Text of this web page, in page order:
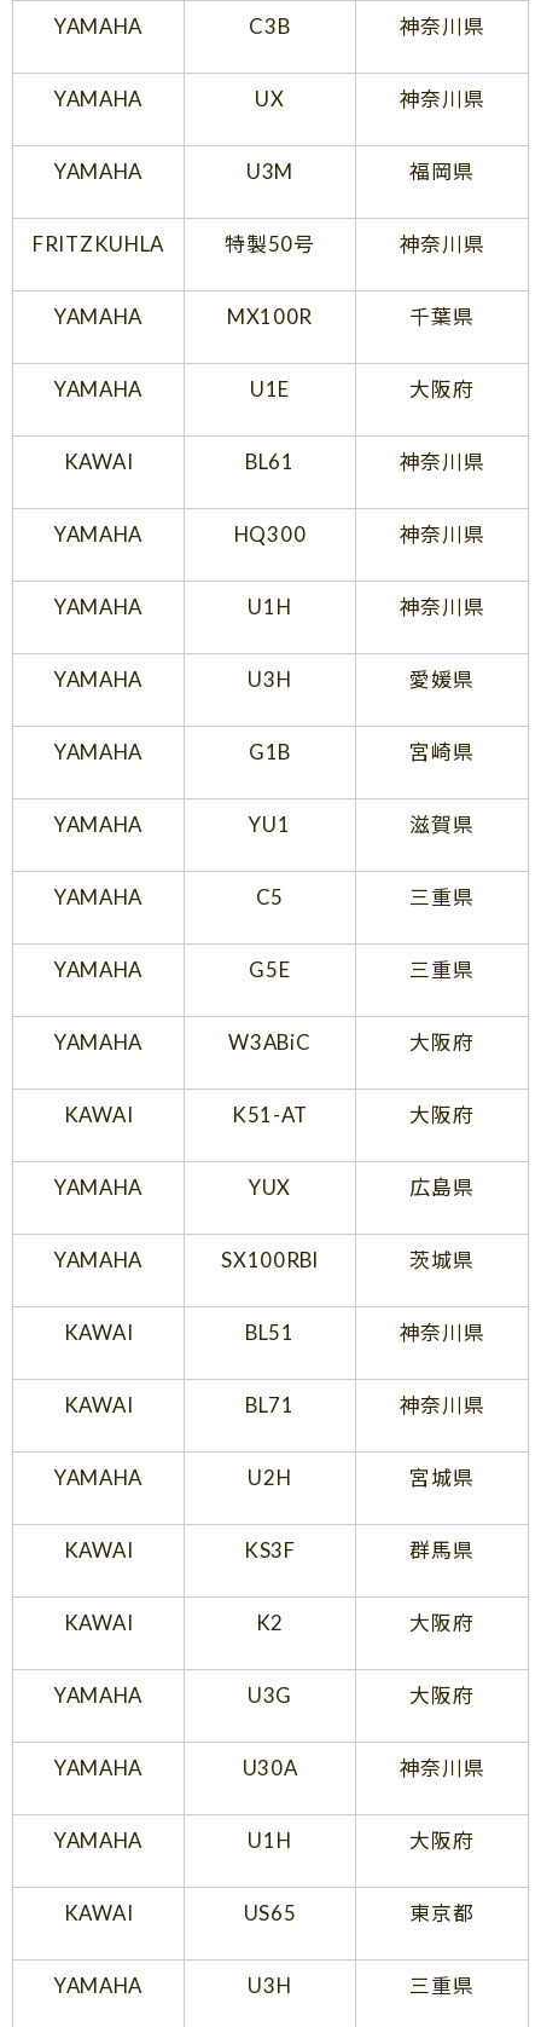
YAMAHA C3B 神奈川県
YAMAHA UX 神奈川県
YAMAHA U3M 福岡県
FRITZKUHLA 特製50号 神奈川県
YAMAHA MX100R 千葉県
YAMAHA U1E 大阪府
KAWAI BL61 神奈川県
YAMAHA HQ300 神奈川県
YAMAHA U1H 神奈川県
YAMAHA U3H 愛媛県
YAMAHA G1B 宮崎県
YAMAHA YU1 滋賀県
YAMAHA C5 三重県
YAMAHA G5E 三重県
YAMAHA W3ABiC 大阪府
KAWAI K51-AT 大阪府
YAMAHA YUX 広島県
YAMAHA SX100RBl 茨城県
KAWAI BL51 神奈川県
KAWAI BL71 神奈川県
YAMAHA U2H 宮城県
KAWAI KS3F 群馬県
KAWAI K2 大阪府
YAMAHA U3G 大阪府
YAMAHA U30A 神奈川県
YAMAHA U1H 大阪府
KAWAI US65 東京都
YAMAHA U3H 三重県